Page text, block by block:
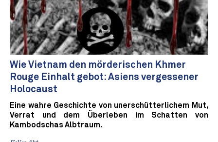
Wie Vietnam den mörderischen Khmer
Rouge Einhalt gebot: Asiens vergessener
Holocaust
Eine wahre Geschichte von unerschütterlichem Mut,
Verrat und dem Überleben im Schatten von
Kambodschas Albtraum.